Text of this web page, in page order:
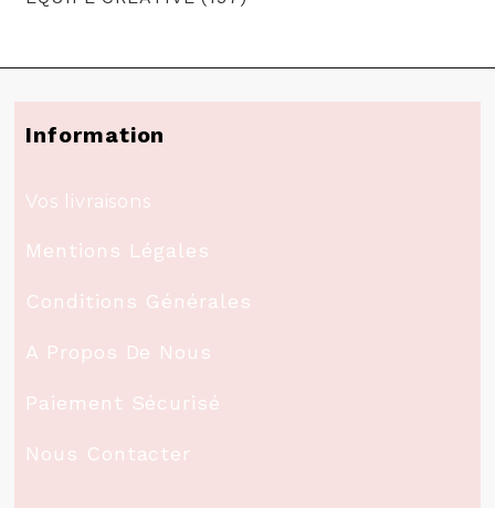
Information
Vos livraisons
Mentions Légales
Conditions Générales
A Propos De Nous
Paiement Sécurisé
Nous Contacter